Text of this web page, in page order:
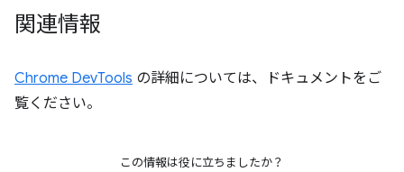
関連情報
Chrome DevTools の詳細については、ドキュメントをご
覧ください。
この情報は役に立ちましたか？